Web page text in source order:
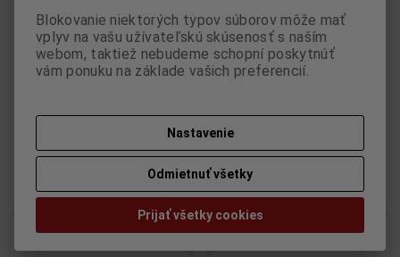
1:43 MERCEDES-BENZ (W124)
E60 AMG SIGNAL RED 1994 -
SOLIDO - S4313204
29,95 EUR
Pridať do košíka
1:43 CITROËN CX GTI TURBO
II NOIR ONYX 1989 - SOLIDO -
S4311706
Skladom:
31,95 EUR
Blokovanie niektorých typov súborov môže mať
vplyv na vašu užívateľskú skúsenosť s naším
webom, taktiež nebudeme schopní poskytnúť
vám ponuku na základe vašich preferencií.
Nastavenie
Odmietnuť všetky
Prijať všetky cookies